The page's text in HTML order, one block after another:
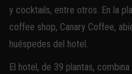
y cocktails, entre otros. En la
coffee shop, Canary Coffee,
huéspedes del hotel.
El hotel, de 39 plantas,